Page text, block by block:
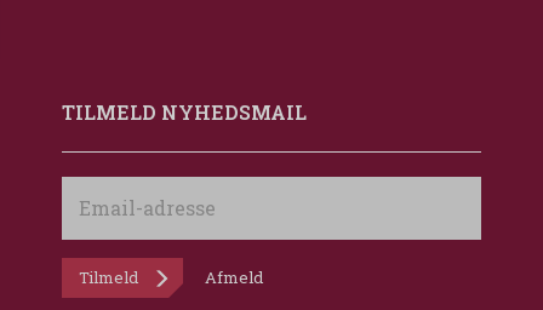
TILMELD NYHEDSMAIL
adresse
Tilmeld Afmeld